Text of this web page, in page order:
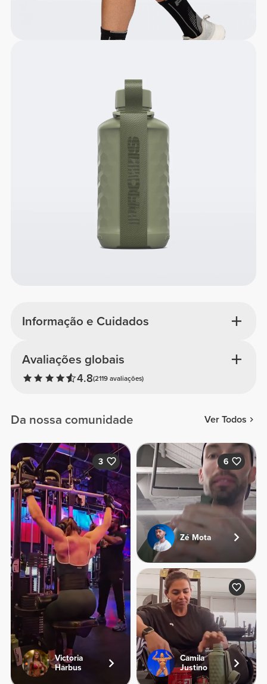
Informação e Cuidados
Avaliações globais
4.8(2119 avaliações)
Da nossa comunidade Ver Todos
3
Victoria
Harbus
6
Zé Mota
Camila
Justino